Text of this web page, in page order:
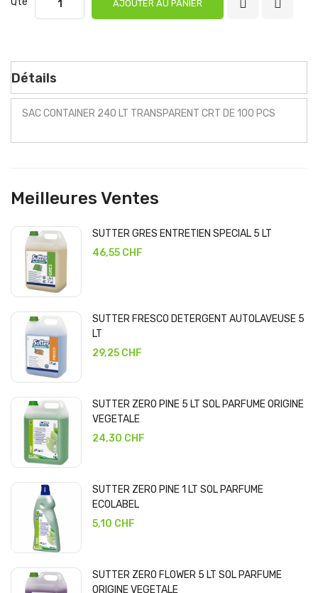
AJOUTER AU PANIER
Détails
SAC CONTAINER 240 LT TRANSPARENT CRT DE 100 PCS
Meilleures Ventes
SUTTER GRES ENTRETIEN SPECIAL 5 LT
46,55 CHF
SUTTER FRESCO DETERGENT AUTOLAVEUSE 5
LT
29,25 CHF
SUTTER ZERO PINE 5 LT SOL PARFUME ORIGINE
VEGETALE
24,30 CHF
SUTTER ZERO PINE 1 LT SOL PARFUME
ECOLABEL
5,10 CHF
SUTTER ZERO FLOWER 5 LT SOL PARFUME
ORIGINE VEGETALE